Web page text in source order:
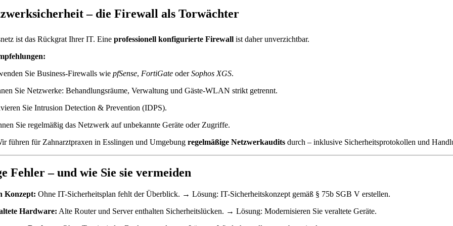
– die Firewall als Torwächter
ist das Rückgrat Ihrer IT. Eine professionell konfigurierte Firewall ist daher unverzichtbar.
Sie Business-Firewalls wie pfSense, FortiGate oderSophos XGS.
Sie Netzwerke: Behandlungsräume, Verwaltung und Gäste-WLAN strikt getrennt.
Sie Intrusion Detection & Prevention (IDPS).
Sie regelmäßig das Netzwerk auf unbekannte Geräte oder Zugriffe.
führen für Zahnarztpraxen in Esslingen und Umgebung regelmäßige Netzwerkaudits durch – inklusive Sicherheitsprotokollen und
Fehler – und wie Sie sie vermeiden
Konzept: Ohne IT-Sicherheitsplan fehlt der Überblick. → Lösung: IT-Sicherheitskonzept gemäß § 75b SGB V erstellen.
Hardware: Alte Router und Server enthalten Sicherheitslücken. → Lösung: Modernisieren Sie veraltete Geräte.